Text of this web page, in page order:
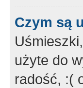
Czym są
użyte do
radość, :(